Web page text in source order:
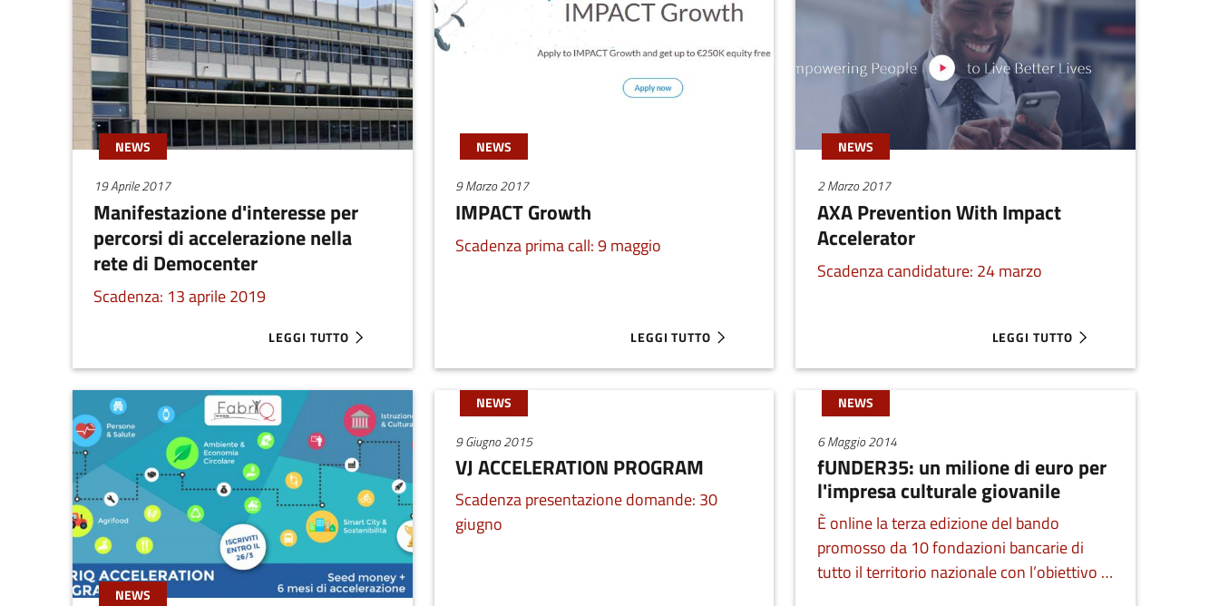
NEWS
19 Aprile 2017
Manifestazione d'interesse per
percorsi di accelerazione nella
rete di Democenter
Scadenza: 13 aprile 2019
LEGGI TUTTO
ABOUT MANIFESTAZIONE D'INTERESSE PER PERCORSI DI ACCELERAZIONE NELLA RETE DI DEMOCENTER
NEWS
9 Marzo 2017
IMPACT Growth
Scadenza prima call: 9 maggio
LEGGI TUTTO
ABOUT IMPACT GROWTH
NEWS
2 Marzo 2017
AXA Prevention With Impact
Accelerator
Scadenza candidature: 24 marzo
LEGGI TUTTO
ABOUT AXA PREVENTION WITH
NEWS
NEWS
9 Giugno 2015
VJ ACCELERATION PROGRAM
Scadenza presentazione domande: 30
giugno
NEWS
6 Maggio 2014
fUNDER35: un milione di euro per
l'impresa culturale giovanile
È online la terza edizione del bando
promosso da 10 fondazioni bancarie di
tutto il territorio nazionale con l’obiettivo di